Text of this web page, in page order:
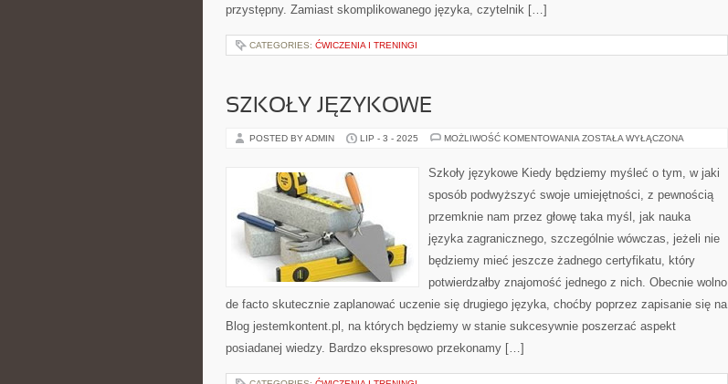
przystępny. Zamiast skomplikowanego języka, czytelnik […]
CATEGORIES: ĆWICZENIA I TRENINGI
SZKOŁY JĘZYKOWE
POSTED BY ADMIN LIP - 3 - 2025 MOŻLIWOŚĆ KOMENTOWANIA SZKOŁY
ZOSTAŁA WYŁĄCZONA
Szkoły językowe Kiedy będziemy myśleć o tym, w jaki
sposób podwyższyć swoje umiejętności, z pewnością
przemknie nam przez głowę taka myśl, jak nauka
języka zagranicznego, szczególnie wówczas, jeżeli nie
będziemy mieć jeszcze żadnego certyfikatu, który
potwierdzałby znajomość jednego z nich. Obecnie wolno
de facto skutecznie zaplanować uczenie się drugiego języka, choćby poprzez zapisanie się na
Blog jestemkontent.pl, na których będziemy w stanie sukcesywnie poszerzać aspekt
posiadanej wiedzy. Bardzo ekspresowo przekonamy […]